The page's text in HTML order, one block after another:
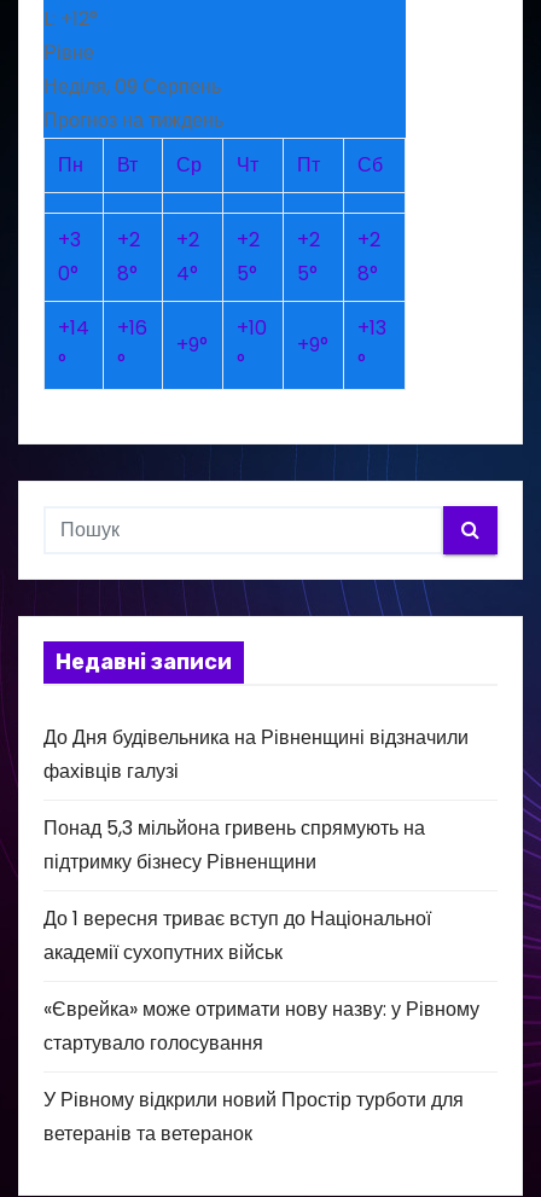
L: +12°
Рівне
Неділя, 09 Серпень
Прогноз на тиждень
Пн
Вт Ср Чт Пт Сб
+3
0°
+2
8°
+2
4°
+2
5°
+2
5°
+2
8°
+14
°
+16
°
+9°
+10
°
+9°
+13
°
Недавні записи
До Дня будівельника на Рівненщині відзначили
фахівців галузі
Понад 5,3 мільйона гривень спрямують на
підтримку бізнесу Рівненщини
До 1 вересня триває вступ до Національної
академії сухопутних військ
«Єврейка» може отримати нову назву: у Рівному
стартувало голосування
У Рівному відкрили новий Простір турботи для
ветеранів та ветеранок